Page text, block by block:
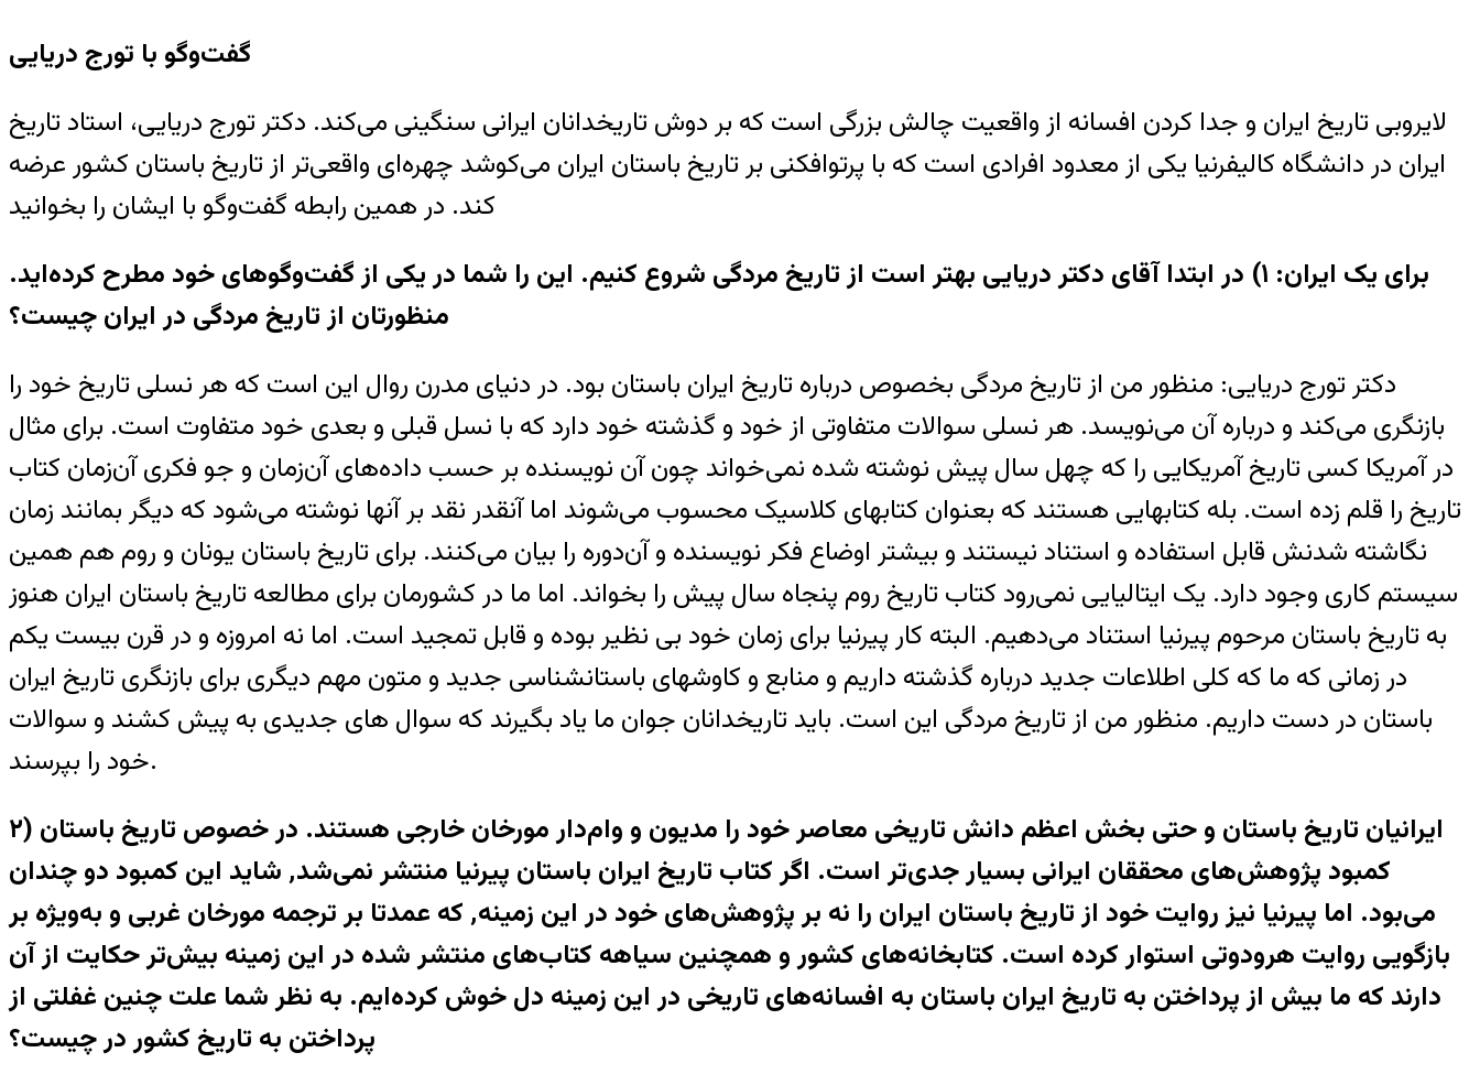
گفت‌وگو با تورج دريايی
لايروبی تاريخ ايران و جدا کردن افسانه از واقعيت چالش بزرگی است که بر دوش تاريخدانان ايرانی سنگينی می‌کند. دکتر تورج دريايی، استاد تاريخ
ايران در دانشگاه کاليفرنيا يکی از معدود افرادی است که با پرتوافکنی بر تاريخ باستان ايران می‌کوشد چهره‌ای واقعی‌تر از تاريخ باستان کشور عرضه
کند. در همين رابطه گفت‌وگو با ايشان را بخوانيد
برای يک ايران: ۱) در ابتدا آقای دکتر دريايی بهتر است از تاريخ مردگی شروع کنيم. اين را شما در يکی از گفت‌وگوهای خود مطرح کرده‌ايد.
منظورتان از تاريخ مردگی در ايران چيست؟
دکتر تورج دريايی: منظور من از تاريخ مردگی بخصوص درباره تاريخ ايران باستان بود. در دنيای مدرن روال اين است که هر نسلی تاريخ خود را
بازنگری می‌کند و درباره آن می‌نويسد. هر نسلی سوالات متفاوتی از خود و گذشته خود دارد که با نسل قبلی و بعدی خود متفاوت است. برای مثال
در آمريکا کسی تاريخ آمريکايی را که چهل سال پيش نوشته شده نمی‌خواند چون آن نويسنده بر حسب داده‌های آن‌زمان و جو فکری آن‌زمان کتاب
تاريخ را قلم زده است. بله کتابهايی هستند که بعنوان کتابهای کلاسيک محسوب می‌شوند اما آنقدر نقد بر آنها نوشته می‌شود که ديگر بمانند زمان
نگاشته شدنش قابل استفاده و استناد نيستند و بيشتر اوضاع فکر نويسنده و آن‌دوره را بيان می‌کنند. برای تاريخ باستان يونان و روم هم همين
سيستم کاری وجود دارد. يک ايتاليايی نمی‌رود کتاب تاريخ روم پنجاه سال پيش را بخواند. اما ما در کشورمان برای مطالعه تاريخ باستان ايران هنوز
به تاريخ باستان مرحوم پيرنيا استناد می‌دهيم. البته کار پيرنيا برای زمان خود بی نظير بوده و قابل تمجيد است. اما نه امروزه و در قرن بيست يکم
در زمانی که ما که کلی اطلاعات جديد درباره گذشته داريم و منابع و کاوشهای باستانشناسی جديد و متون مهم ديگری برای بازنگری تاريخ ايران
باستان در دست داريم. منظور من از تاريخ مردگی اين است. بايد تاريخدانان جوان ما ياد بگيرند که سوال های جديدی به پيش کشند و سوالات
خود را بپرسند.
۲) ايرانيان تاريخ باستان و حتی بخش اعظم دانش تاريخی معاصر خود را مديون و وام‌دار مورخان خارجی هستند. در خصوص تاريخ باستان
کمبود پژوهش‌های محققان ايرانی بسيار جدی‌تر است. اگر کتاب تاريخ ايران باستان پيرنيا منتشر نمی‌شد٬ شايد اين کمبود دو چندان
می‌بود. اما پيرنيا نيز روايت خود از تاريخ باستان ايران را نه بر پژوهش‌های خود در اين زمينه٬ که عمدتا بر ترجمه مورخان غربی و به‌ويژه بر
بازگويی روايت هرودوتی استوار کرده است. کتابخانه‌های کشور و همچنين سياهه کتاب‌های منتشر شده در اين زمينه بيش‌تر حکايت از آن
دارند که ما بيش از پرداختن به تاريخ ايران باستان به افسانه‌های تاريخی در اين زمينه دل خوش کرده‌ايم. به نظر شما علت چنين غفلتی از
پرداختن به تاريخ کشور در چيست؟